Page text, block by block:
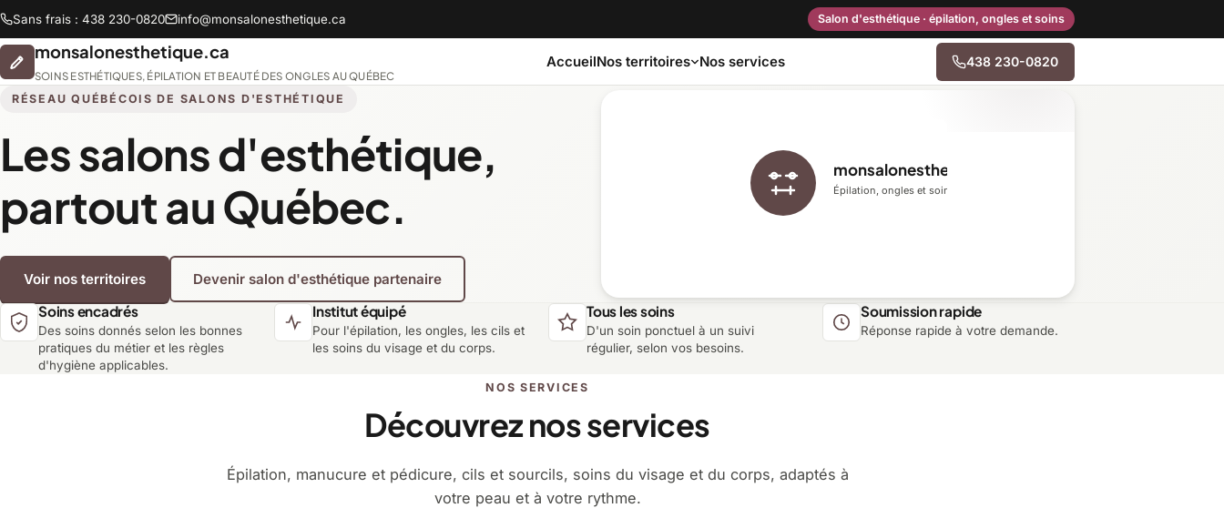
Sans frais : 438 230-0820 info@monsalonesthetique.ca Salon d'esthétique · épilation, ongles et soins
monsalonesthetique.ca
SOINS ESTHÉTIQUES, ÉPILATION ET BEAUTÉ DES ONGLES AU QUÉBEC
AccueilNos territoires
Bas-Saint-Laurent Capitale-Nationale Centre-du-Québec
Lanaudière Laurentides Laval Mauricie
Montérégie Nord-du-Québec
Nos services 438 230-0820
RÉSEAU QUÉBÉCOIS DE SALONS D'ESTHÉTIQUE
Les salons d'esthétique,
partout au Québec.
Voir nos territoires Devenir salon d'esthétique partenaire
monsalonesthetique.ca
Épilation, ongles et soins du visage
Soins encadrés
Des soins donnés selon les bonnes
pratiques du métier et les règles
d'hygiène applicables.
Institut équipé
Pour l'épilation, les ongles, les cils et
les soins du visage et du corps.
Tous les soins
D'un soin ponctuel à un suivi
régulier, selon vos besoins.
Soumission rapide
Réponse rapide à votre demande.
NOS SERVICES
Découvrez nos services
Épilation, manucure et pédicure, cils et sourcils, soins du visage et du corps, adaptés à
votre peau et à votre rythme.